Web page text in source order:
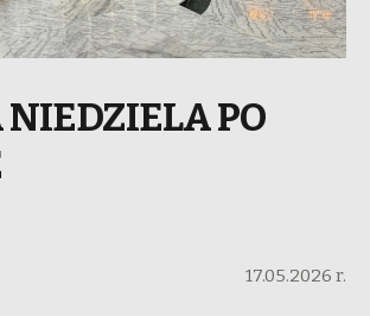
NIEDZIELA PO
17.05.2026 r.